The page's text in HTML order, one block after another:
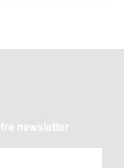
newsletter